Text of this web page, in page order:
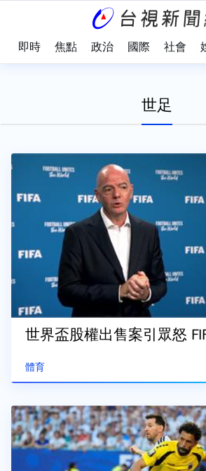
即時 焦點 政治 國際 社會
世足
體育
世界盃股權出售案引眾怒